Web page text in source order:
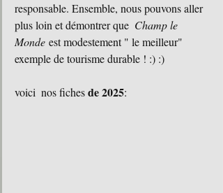
responsable. Ensemble, nous pouvons aller
plus loin et démontrer que Champ le
Monde est modestement " le meilleur"
exemple de tourisme durable ! :) :)
voici  nos fiches de 2025: